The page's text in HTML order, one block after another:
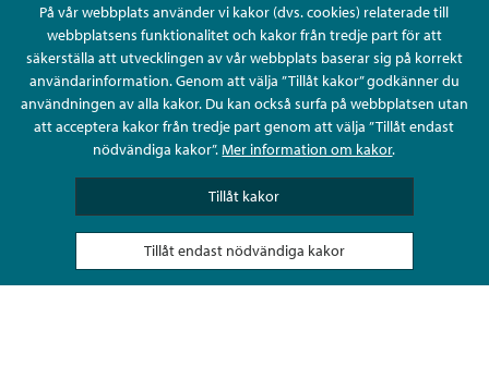
På vår webbplats använder vi kakor (dvs. cookies) relaterade till
webbplatsens funktionalitet och kakor från tredje part för att
säkerställa att utvecklingen av vår webbplats baserar sig på korrekt
användarinformation. Genom att välja ”Tillåt kakor” godkänner du
användningen av alla kakor. Du kan också surfa på webbplatsen utan
att acceptera kakor från tredje part genom att välja ”Tillåt endast
nödvändiga kakor”.Mer information om kakor.
Tillåt kakor
Tillåt endast nödvändiga kakor
Ge anonym respons
Ställ en fråga eller sköta ditt ärende
Kontaktuppgifter